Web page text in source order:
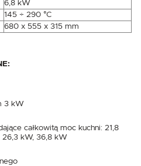
6,8 kW
145 ÷ 290 °C
680 x 555 x 315 mm
3 kW
całkowitą moc kuchni: 21,8
26,3 kW, 36,8 kW